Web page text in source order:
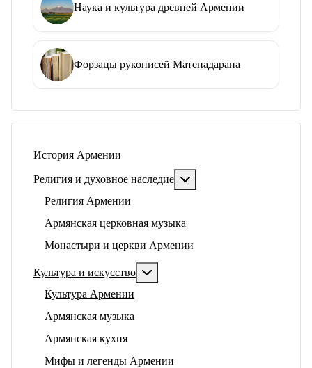
История Армении
Религия и духовное наследие
Религия Армении
Армянская церковная музыка
Монастыри и церкви Армении
Культура и искусство
Культура Армении
Армянская музыка
Армянская кухня
Мифы и легенды Армении
Наука и культура древней Армении
Форзацы рукописей Матенадарана